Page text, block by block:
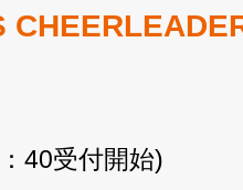
40受付開始)